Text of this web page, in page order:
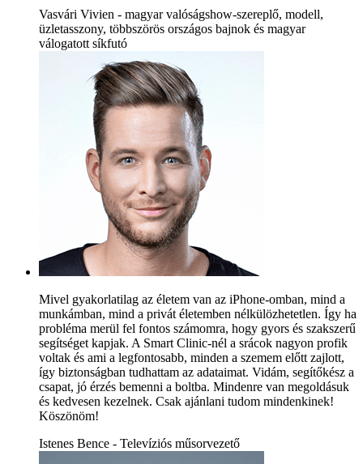
Vasvári Vivien - magyar valóságshow-szereplő, modell,
üzletasszony, többszörös országos bajnok és magyar
válogatott síkfutó
Mivel gyakorlatilag az életem van az iPhone-omban, mind a
munkámban, mind a privát életemben nélkülözhetetlen. Így ha
probléma merül fel fontos számomra, hogy gyors és szakszerű
segítséget kapjak. A Smart Clinic-nél a srácok nagyon profik
voltak és ami a legfontosabb, minden a szemem előtt zajlott,
így biztonságban tudhattam az adataimat. Vidám, segítőkész a
csapat, jó érzés bemenni a boltba. Mindenre van megoldásuk
és kedvesen kezelnek. Csak ajánlani tudom mindenkinek!
Köszönöm!
Istenes Bence - Televíziós műsorvezető